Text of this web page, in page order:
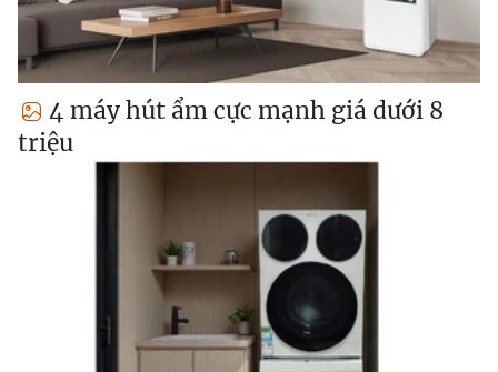
4 máy hút ẩm cực mạnh giá dưới 8
triệu